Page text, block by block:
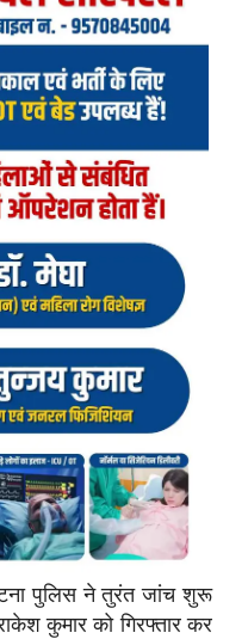
पुलिस ने तुरंत जांच शुरू
कुमार को गिरफ्तार कर